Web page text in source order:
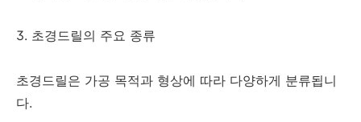
3. 초경드릴의 주요 종류
초경드릴은 가공 목적과 형상에 따라 다양하게 분류됩니
다.